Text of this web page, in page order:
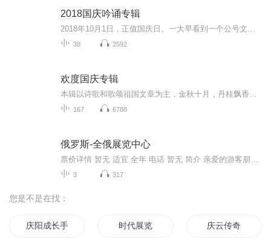
2018国庆吟诵专辑
38 2592
欢度国庆专辑
167 6788
俄罗斯-全俄展览中心
3 317
您是不是在找：
庆阳成长手札 时代展览 庆云传奇